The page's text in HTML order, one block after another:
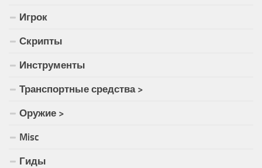
Игрок
Скрипты
Инструменты
Транспортные средства >
Оружие >
Misc
Гиды